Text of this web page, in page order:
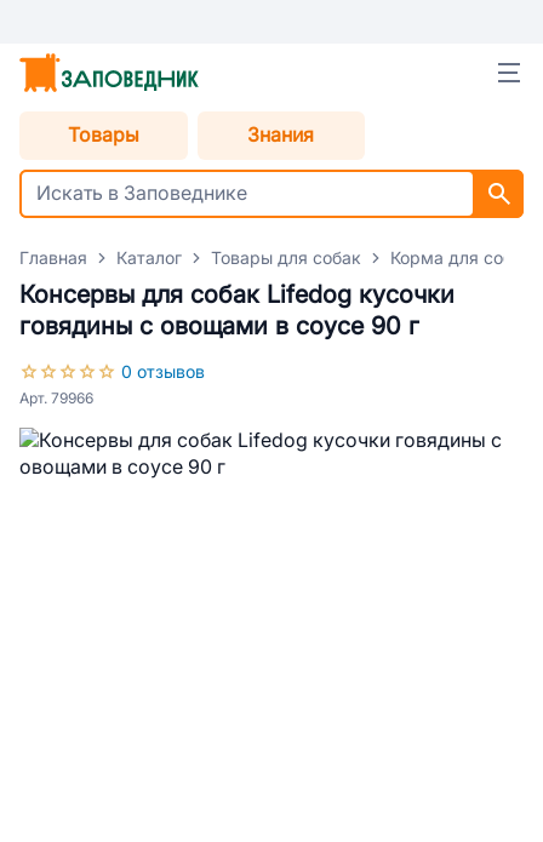
Товары Знания
Главная Каталог Товары для собак Корма для собак
Консервы для собак Lifedog кусочки
говядины с овощами в соусе 90 г
0 отзывов
Арт. 79966